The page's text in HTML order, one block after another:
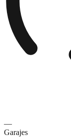
—
Garajes